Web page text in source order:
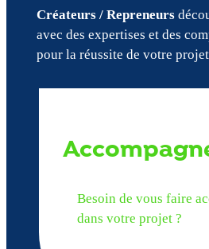
Créateurs / Repreneurs
avec des expertises et des
pour la réussite de votre
Besoin de vous faire
dans votre projet ?